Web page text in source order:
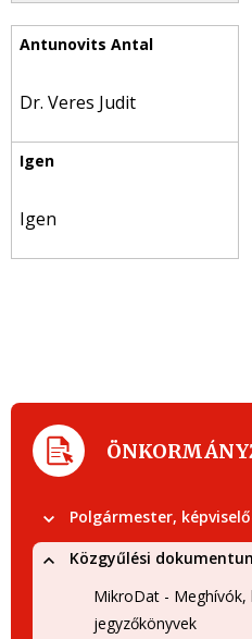
Dr. Veres Judit
Igen
Polgármester,
Közgyűlési
MikroDat -
jegyzőkönyvek